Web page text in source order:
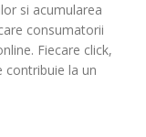
si acumularea
consumatorii
Fiecare click,
contribuie la un